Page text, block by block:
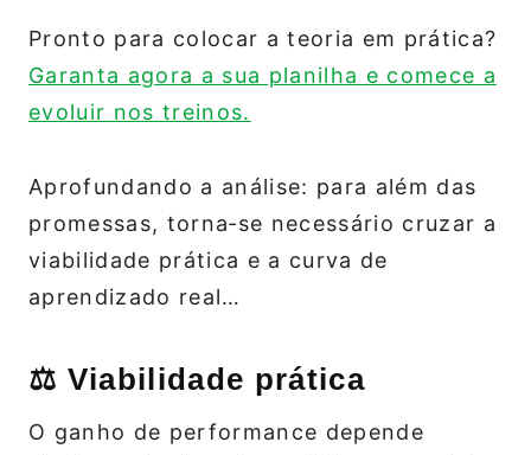
Pronto para colocar a teoria em prática?
Garanta agora a sua planilha e comece a
evoluir nos treinos.
Aprofundando a análise: para além das
promessas, torna‑se necessário cruzar a
viabilidade prática e a curva de
aprendizado real…
⚖️ Viabilidade prática
O ganho de performance depende